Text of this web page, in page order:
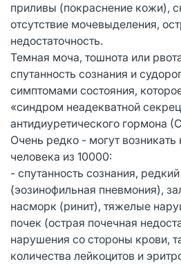
приливы (покраснение кожи),
отсутствие мочевыделения,
недостаточность.
Темная моча, тошнота или
спутанность сознания и
симптомами состояния,
«синдром неадекватной
антидиуретического гормона
Очень редко - могут возникать
человека из 10000:
- спутанность сознания,
(эозинофильная пневмония),
насморк (ринит), тяжелые
почек (острая почечная
нарушения со стороны крови,
количества лейкоцитов и